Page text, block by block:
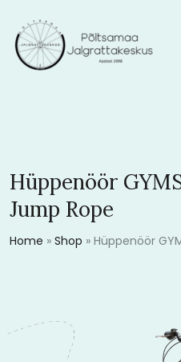
Hüppenöör
Jump Rope
Home » Shop » Hüppenöör